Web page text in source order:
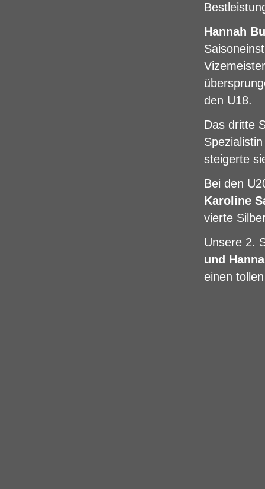
Hannah
den U18.
Das dritte
steigerte
Bei den
Karoline
vierte
Unsere 2.
und
einen